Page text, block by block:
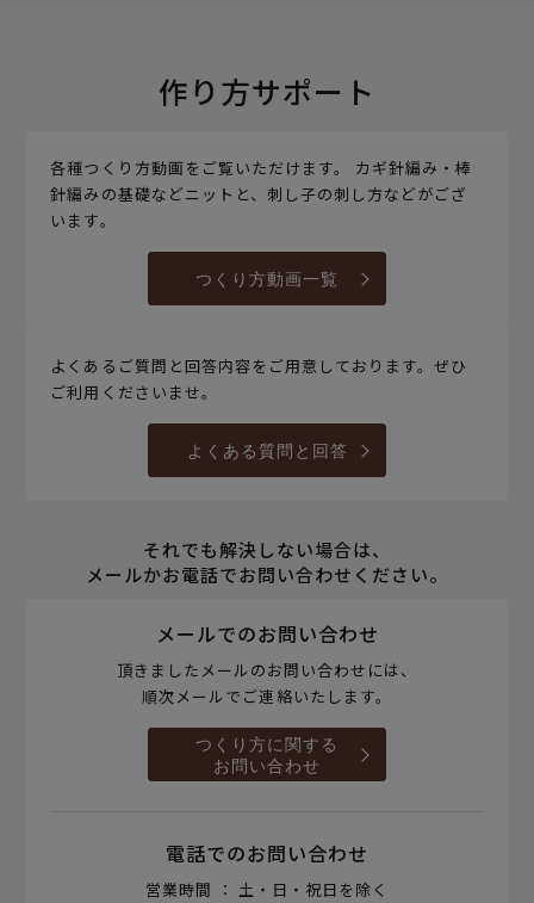
作り方サポート
各種つくり方動画をご覧いただけます。 カギ針編み・棒
針編みの基礎などニットと、刺し子の刺し方などがござ
います。
つくり方動画一覧
よくあるご質問と回答内容をご用意しております。ぜひ
ご利用くださいませ。
よくある質問と回答
それでも解決しない場合は、
メールかお電話でお問い合わせください。
メールでのお問い合わせ
頂きましたメールのお問い合わせには、
順次メールでご連絡いたします。
つくり方に関する
お問い合わせ
電話でのお問い合わせ
営業時間 ： 土・日・祝日を除く